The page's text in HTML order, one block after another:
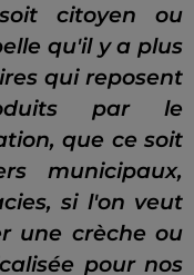
citoyen ou
qu'il y a plus
qui reposent
par le
que ce soit
municipaux,
si l'on veut
une crèche ou
pour nos